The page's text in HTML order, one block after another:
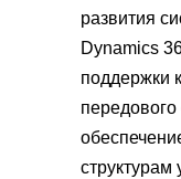
развития
Dynamics
поддержки